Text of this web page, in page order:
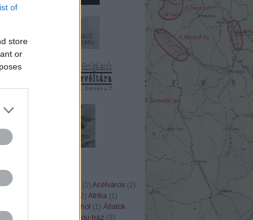
of
store
or
8) 1956 (1) Acélváros (2)
2) Afrika (1)
alkohol (1) Állatok
Államok anjou-ház (3)